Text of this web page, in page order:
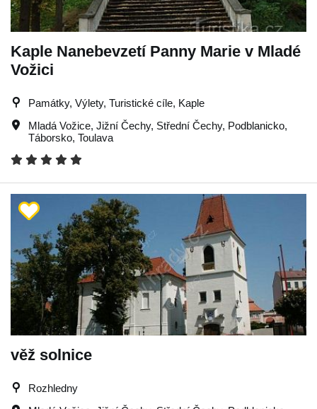
Kaple Nanebevzetí Panny Marie v Mladé
Vožici
Památky, Výlety, Turistické cíle, Kaple
Mladá Vožice, Jižní Čechy, Střední Čechy, Podblanicko,
Táborsko, Toulava
věž solnice
Rozhledny